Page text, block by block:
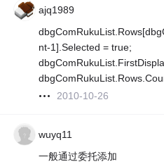
ajq1989
nt-1].Selected = true;
2010-10-26
wuyq11
一般通过委托添加